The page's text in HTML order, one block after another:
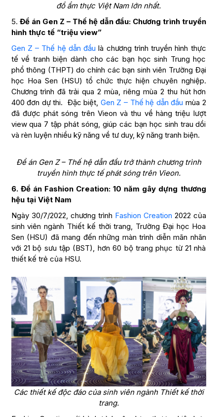
đồ ẩm thực Việt Nam lớn nhất.
5. Đề án Gen Z – Thế hệ dẫn đầu: Chương trình truyền
hình thực tế “triệu view”
Gen Z – Thế hệ dẫn đầu là chương trình truyền hình thực
tế về tranh biện dành cho các bạn học sinh Trung học
phổ thông (THPT) do chính các bạn sinh viên Trường Đại
học Hoa Sen (HSU) tổ chức thực hiện chuyên nghiệp.
Chương trình đã trải qua 2 mùa, riêng mùa 2 thu hút hơn
400 đơn dự thi. Đặc biệt, Gen Z – Thế hệ dẫn đầu mùa 2
đã được phát sóng trên Vieon và thu về hàng triệu lượt
view qua 7 tập phát sóng, giúp các bạn học sinh trau dồi
và rèn luyện nhiều kỹ năng về tư duy, kỹ năng tranh biện.
Đề án Gen Z – Thế hệ dẫn đầu trở thành chương trình
truyền hình thực tế phát sóng trên Vieon.
6. Đề án Fashion Creation: 10 năm gây dựng thương
hệu tại Việt Nam
Ngày 30/7/2022, chương trình Fashion Creation 2022 của
sinh viên ngành Thiết kế thời trang, Trường Đại học Hoa
Sen (HSU) đã mang đến những màn trình diễn mãn nhãn
với 21 bộ sưu tập (BST), hơn 60 bộ trang phục từ 21 nhà
thiết kế trẻ của HSU.
Các thiết kế độc đáo của sinh viên ngành Thiết kế thời
trang.